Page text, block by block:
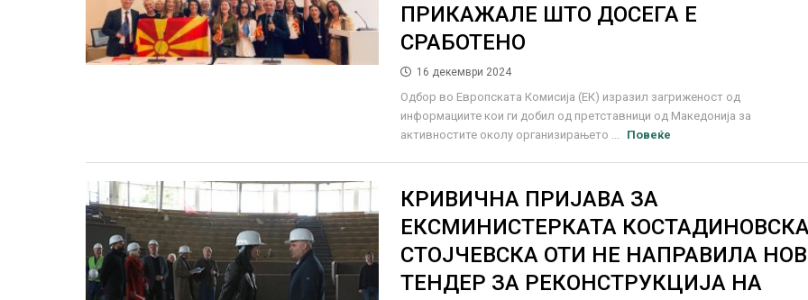
ПРИКАЖАЛЕ ШТО ДОСЕГА Е
СРАБОТЕНО
16 декември 2024
Одбор во Европската Комисија (ЕК) изразил загриженост од
информациите кои ги добил од претставници од Македонија за
активностите околу организирањето ...
Повеќе
КРИВИЧНА ПРИЈАВА ЗА
ЕКСМИНИСТЕРКАТА
СТОЈЧЕВСКА ОТИ НЕ НАПРАВИЛА НОВ
ТЕНДЕР ЗА РЕКОНСТРУКЦИЈА НА